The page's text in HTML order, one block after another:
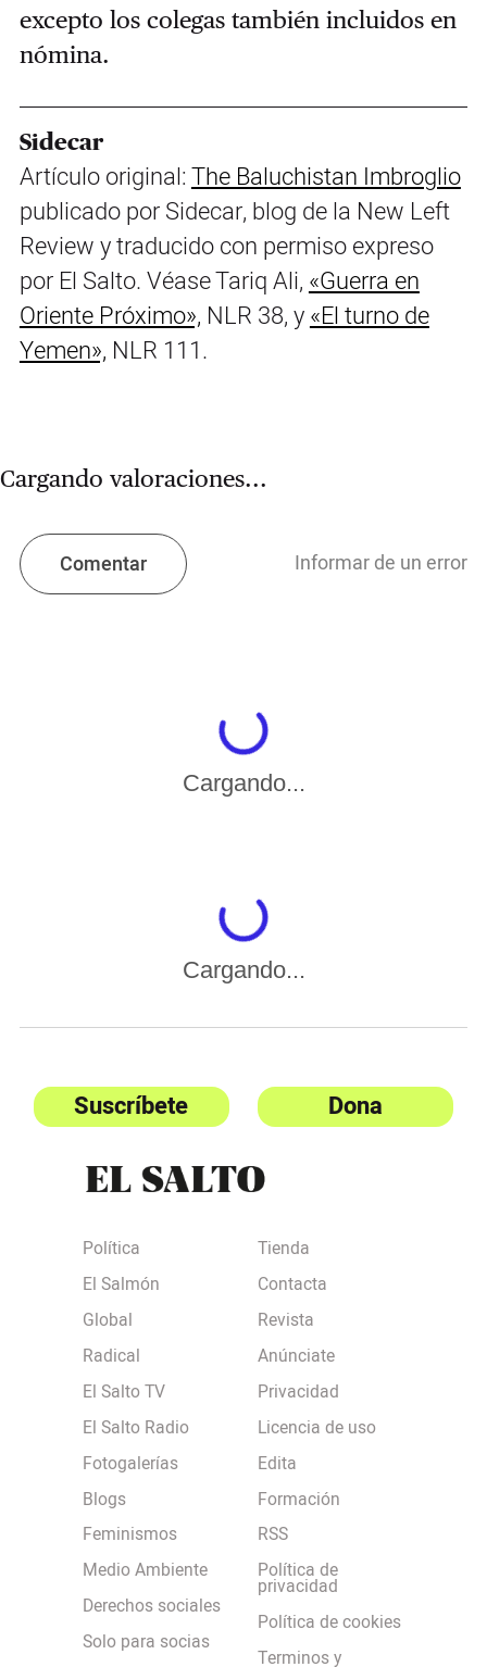
excepto los colegas también incluidos en
nómina.
Sidecar
Artículo original:The Baluchistan Imbroglio
publicado por Sidecar, blog de la New Left
Review y traducido con permiso expreso
por El Salto. Véase Tariq Ali, «Guerra en
Oriente Próximo», NLR 38, y«El turno de
Yemen», NLR 111.
Cargando valoraciones...
Comentar Informar de un error
Cargando...
Cargando...
Suscríbete Dona
Política
El Salmón
Global
Radical
El Salto TV
El Salto Radio
Fotogalerías
Blogs
Feminismos
Medio Ambiente
Derechos sociales
Solo para socias
Tienda
Contacta
Revista
Anúnciate
Privacidad
Licencia de uso
Edita
Formación
RSS
Política de
privacidad
Política de cookies
Terminos y